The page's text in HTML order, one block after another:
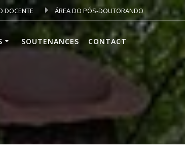
DOCENTE ÁREA DO PÓS-DOUTORANDO
SOUTENANCES CONTACT